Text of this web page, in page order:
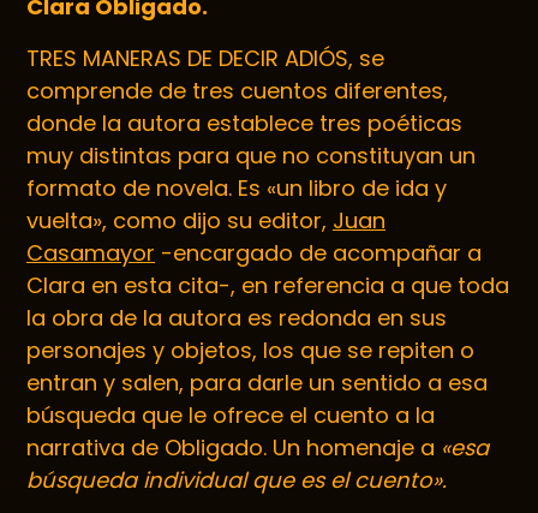
Clara Obligado.
TRES MANERAS DE DECIR ADIÓS, se
comprende de tres cuentos diferentes,
donde la autora establece tres poéticas
muy distintas para que no constituyan un
formato de novela. Es «un libro de ida y
vuelta», como dijo su editor, Juan
Casamayor -encargado de acompañar a
Clara en esta cita-, en referencia a que toda
la obra de la autora es redonda en sus
personajes y objetos, los que se repiten o
entran y salen, para darle un sentido a esa
búsqueda que le ofrece el cuento a la
narrativa de Obligado. Un homenaje a «esa
búsqueda individual que es el cuento».